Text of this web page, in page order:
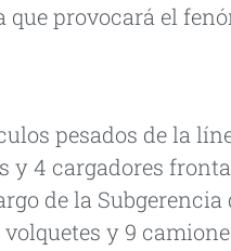
provocará el
pesados de la
y 4 cargadores
de la Subgerencia
y 9